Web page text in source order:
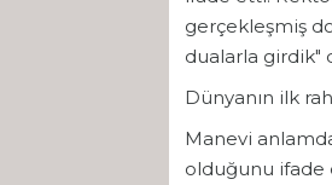
gerçekleşmiş
dualarla girdik"
Dünyanın ilk
Manevi
olduğunu ifade